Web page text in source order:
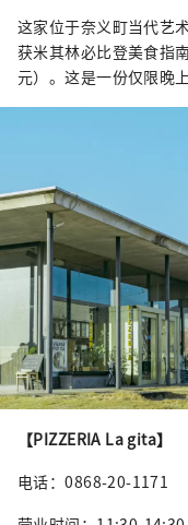
这家位于奈义町当代艺
获米其林必比登美食指
元）。这是一份仅限晚
【PIZZERIA La gita】
电话：0868-20-1171